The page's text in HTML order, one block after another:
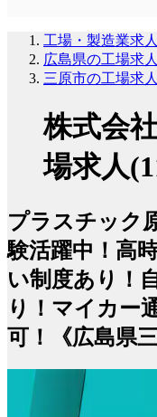
工場・製造業求人
広島県の工場求人
三原市の工場求人
株式会
場求人
プラスチック
験活躍中！高
い制度あり！
り！マイカー
可！《広島県三